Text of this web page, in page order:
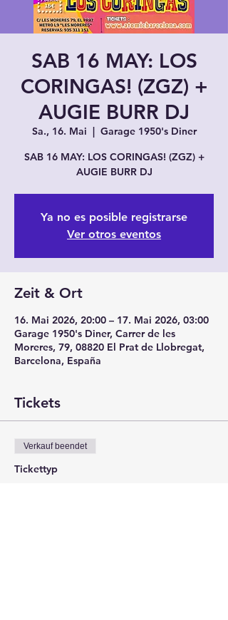
SAB 16 MAY: LOS
CORINGAS! (ZGZ) +
AUGIE BURR DJ
Sa., 16. Mai
  |
Garage 1950's Diner
SAB 16 MAY: LOS CORINGAS! (ZGZ) +
AUGIE BURR DJ
Ya no es posible registrarse
Ver otros eventos
Zeit & Ort
16. Mai 2026, 20:00 – 17. Mai 2026, 03:00
Garage 1950's Diner, Carrer de les
Moreres, 79, 08820 El Prat de Llobregat,
Barcelona, España
Tickets
Verkauf beendet
Tickettyp